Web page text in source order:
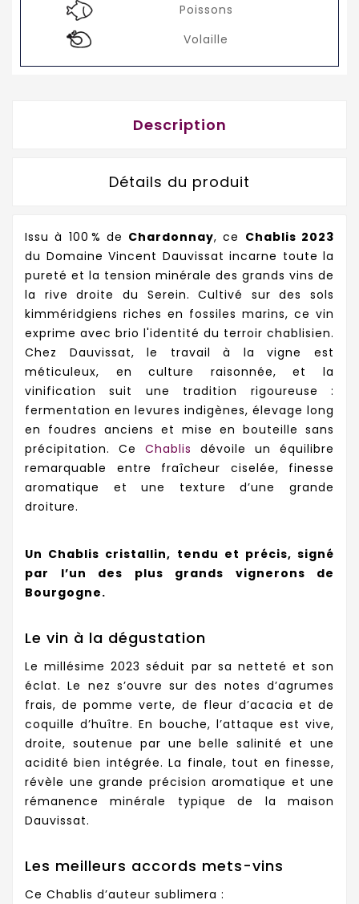
Poissons
Volaille
Description
Détails du produit
Issu à 100 % de Chardonnay, ce Chablis 2023
du Domaine Vincent Dauvissat incarne toute la
pureté et la tension minérale des grands vins de
la rive droite du Serein. Cultivé sur des sols
kimméridgiens riches en fossiles marins, ce vin
exprime avec brio l'identité du terroir chablisien.
Chez Dauvissat, le travail à la vigne est
méticuleux, en culture raisonnée, et la
vinification suit une tradition rigoureuse :
fermentation en levures indigènes, élevage long
en foudres anciens et mise en bouteille sans
précipitation. Ce Chablis dévoile un équilibre
remarquable entre fraîcheur ciselée, finesse
aromatique et une texture d’une grande
droiture.
Un Chablis cristallin, tendu et précis, signé
par l’un des plus grands vignerons de
Bourgogne.
Le vin à la dégustation
Le millésime 2023 séduit par sa netteté et son
éclat. Le nez s’ouvre sur des notes d’agrumes
frais, de pomme verte, de fleur d’acacia et de
coquille d’huître. En bouche, l’attaque est vive,
droite, soutenue par une belle salinité et une
acidité bien intégrée. La finale, tout en finesse,
révèle une grande précision aromatique et une
rémanence minérale typique de la maison
Dauvissat.
Les meilleurs accords mets-vins
Ce Chablis d’auteur sublimera :